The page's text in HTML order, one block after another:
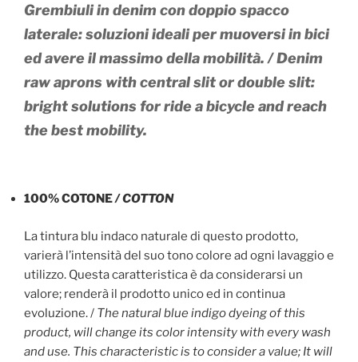
Grembiuli in denim con doppio spacco
laterale: soluzioni ideali per muoversi in bici
ed avere il massimo della mobilità. /Denim
raw aprons with central slit or double slit:
bright solutions for ride a bicycle and reach
the best mobility.
100% COTONE/ COTTON
La tintura blu indaco naturale di questo prodotto,
varierà l’intensità del suo tono colore ad ogni lavaggio e
utilizzo. Questa caratteristica è da considerarsi un
valore; renderà il prodotto unico ed in continua
evoluzione. / The natural blue indigo dyeing of this
product, will change its color intensity with every wash
and use. This characteristic is to consider a value; It will